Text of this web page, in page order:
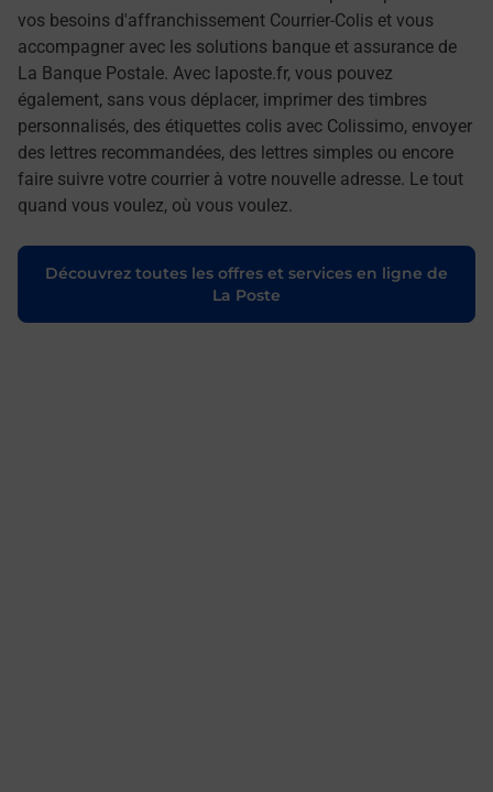
vos besoins d'affranchissement Courrier-Colis et vous
accompagner avec les solutions banque et assurance de
La Banque Postale. Avec laposte.fr, vous pouvez
également, sans vous déplacer, imprimer des timbres
personnalisés, des étiquettes colis avec Colissimo, envoyer
des lettres recommandées, des lettres simples ou encore
faire suivre votre courrier à votre nouvelle adresse. Le tout
quand vous voulez, où vous voulez.
Découvrez toutes les offres et services en ligne de
La Poste